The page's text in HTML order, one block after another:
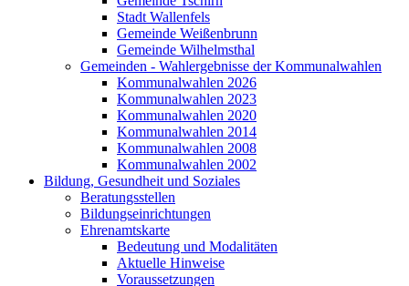
Stadt Wallenfels
Gemeinde Weißenbrunn
Gemeinde Wilhelmsthal
Gemeinden - Wahlergebnisse der Kommunalwahlen
Kommunalwahlen 2026
Kommunalwahlen 2023
Kommunalwahlen 2020
Kommunalwahlen 2014
Kommunalwahlen 2008
Kommunalwahlen 2002
Bildung, Gesundheit und Soziales
Beratungsstellen
Bildungseinrichtungen
Ehrenamtskarte
Bedeutung und Modalitäten
Aktuelle Hinweise
Voraussetzungen